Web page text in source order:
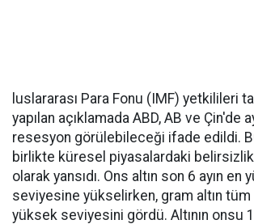
luslararası Para Fonu (IMF) yetkilileri
yapılan açıklamada ABD, AB ve Çin'de
resesyon görülebileceği ifade edildi.
birlikte küresel piyasalardaki
olarak yansıdı. Ons altın son 6 ayın en
seviyesine yükselirken, gram altın tüm
yüksek seviyesini gördü. Altının onsu